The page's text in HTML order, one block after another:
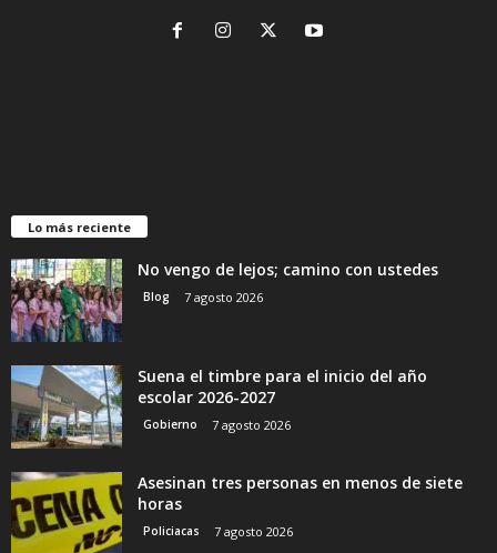
Lo más reciente
No vengo de lejos; camino con ustedes
Blog 7 agosto 2026
Suena el timbre para el inicio del año
escolar 2026-2027
Gobierno 7 agosto 2026
Asesinan tres personas en menos de siete
horas
Policiacas 7 agosto 2026